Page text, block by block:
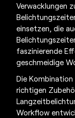
Verwacklungen
einsetzen, die
faszinierende
geschmeidige
Die
richtigen
Workflow